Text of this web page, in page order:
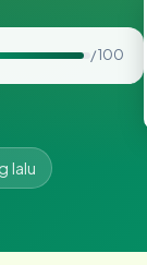
/ 100
lalu